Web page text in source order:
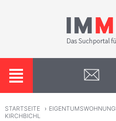
STARTSEITE ›
KIRCHBICHL